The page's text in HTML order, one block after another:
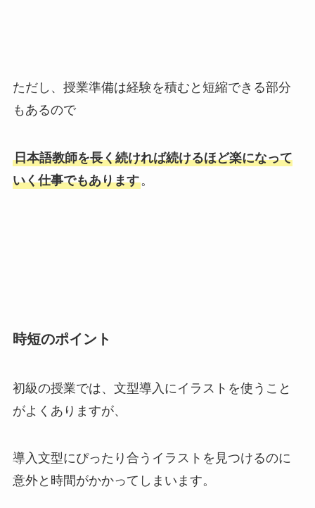
ただし、授業準備は経験を積むと短縮できる部分
もあるので
日本語教師を長く続ければ続けるほど楽になって
いく仕事でもあります。
時短のポイント
初級の授業では、文型導入にイラストを使うこと
がよくありますが、
導入文型にぴったり合うイラストを見つけるのに
意外と時間がかかってしまいます。